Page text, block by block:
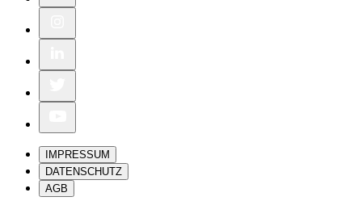
IMPRESSUM
DATENSCHUTZ
AGB